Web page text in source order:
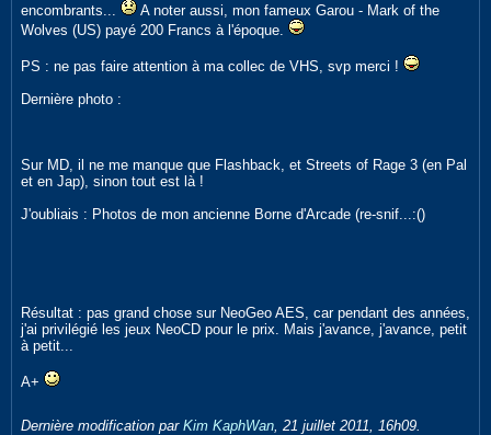
encombrants...
A noter aussi, mon fameux Garou - Mark of the
Wolves (US) payé 200 Francs à l'époque.
PS : ne pas faire attention à ma collec de VHS, svp merci !
Dernière photo :
Sur MD, il ne me manque que Flashback, et Streets of Rage 3 (en Pal
et en Jap), sinon tout est là !
J'oubliais : Photos de mon ancienne Borne d'Arcade (re-snif...:()
Résultat : pas grand chose sur NeoGeo AES, car pendant des années,
j'ai privilégié les jeux NeoCD pour le prix. Mais j'avance, j'avance, petit
à petit...
A+
Dernière modification par Kim KaphWan, 21 juillet 2011, 16h09.